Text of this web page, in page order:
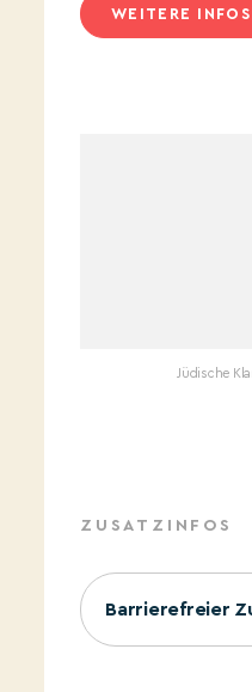
WEITERE INFOS
Jüdische
ZUSATZINFOS
Barrierefreier